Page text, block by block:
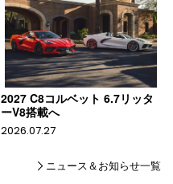
2027 C8コルベット 6.7リッタ
ーV8搭載へ
2026.07.27
ニュース＆お知らせ一覧